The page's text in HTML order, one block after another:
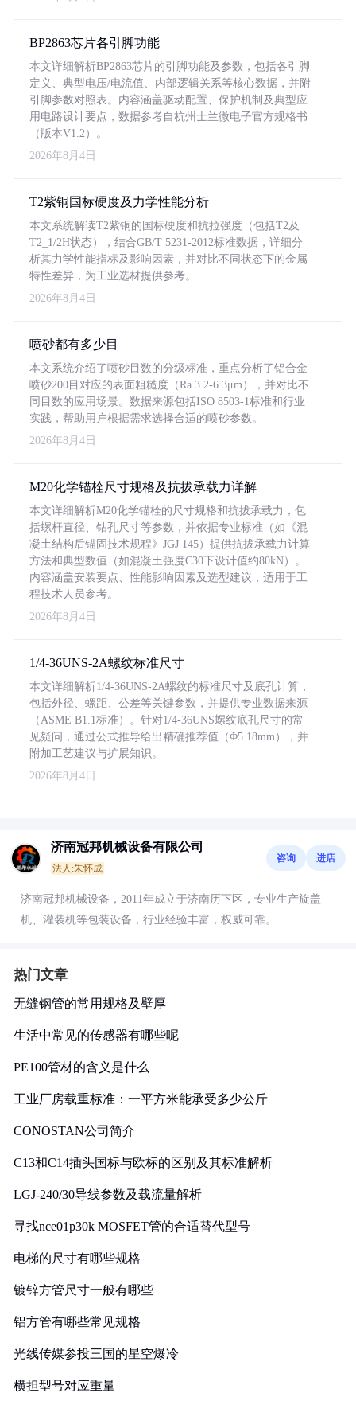
BP2863芯片各引脚功能
本文详细解析BP2863芯片的引脚功能及参数，包括各引脚
定义、典型电压/电流值、内部逻辑关系等核心数据，并附
引脚参数对照表。内容涵盖驱动配置、保护机制及典型应
用电路设计要点，数据参考自杭州士兰微电子官方规格书
（版本V1.2）。
2026年8月4日
T2紫铜国标硬度及力学性能分析
本文系统解读T2紫铜的国标硬度和抗拉强度（包括T2及
T2_1/2H状态），结合GB/T 5231-2012标准数据，详细分
析其力学性能指标及影响因素，并对比不同状态下的金属
特性差异，为工业选材提供参考。
2026年8月4日
喷砂都有多少目
本文系统介绍了喷砂目数的分级标准，重点分析了铝合金
喷砂200目对应的表面粗糙度（Ra 3.2-6.3μm），并对比不
同目数的应用场景。数据来源包括ISO 8503-1标准和行业
实践，帮助用户根据需求选择合适的喷砂参数。
2026年8月4日
M20化学锚栓尺寸规格及抗拔承载力详解
本文详细解析M20化学锚栓的尺寸规格和抗拔承载力，包
括螺杆直径、钻孔尺寸等参数，并依据专业标准（如《混
凝土结构后锚固技术规程》JGJ 145）提供抗拔承载力计算
方法和典型数值（如混凝土强度C30下设计值约80kN）。
内容涵盖安装要点、性能影响因素及选型建议，适用于工
程技术人员参考。
2026年8月4日
1/4-36UNS-2A螺纹标准尺寸
本文详细解析1/4-36UNS-2A螺纹的标准尺寸及底孔计算，
包括外径、螺距、公差等关键参数，并提供专业数据来源
（ASME B1.1标准）。针对1/4-36UNS螺纹底孔尺寸的常
见疑问，通过公式推导给出精确推荐值（Φ5.18mm），并
附加工艺建议与扩展知识。
2026年8月4日
济南冠邦机械设备有限公司
法人:朱怀成
咨询 进店
济南冠邦机械设备，2011年成立于济南历下区，专业生产旋盖
机、灌装机等包装设备，行业经验丰富，权威可靠。
热门文章
无缝钢管的常用规格及壁厚
生活中常见的传感器有哪些呢
PE100管材的含义是什么
工业厂房载重标准：一平方米能承受多少公斤
CONOSTAN公司简介
C13和C14插头国标与欧标的区别及其标准解析
LGJ-240/30导线参数及载流量解析
寻找nce01p30k MOSFET管的合适替代型号
电梯的尺寸有哪些规格
镀锌方管尺寸一般有哪些
铝方管有哪些常见规格
光线传媒参投三国的星空爆冷
横担型号对应重量